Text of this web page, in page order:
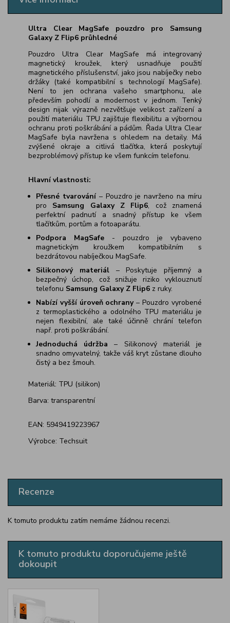
Ultra Clear MagSafe pouzdro pro Samsung
Galaxy Z Flip6 průhledné
Pouzdro Ultra Clear MagSafe má integrovaný
magnetický kroužek, který usnadňuje použití
magnetického příslušenství, jako jsou nabíječky nebo
držáky (také kompatibilní s technologií MagSafe).
Není to jen ochrana vašeho smartphonu, ale
především pohodlí a modernost v jednom. Tenký
design nijak výrazně nezvětšuje velikost zařízení a
použití materiálu TPU zajišťuje flexibilitu a výbornou
ochranu proti poškrábání a pádům. Řada Ultra Clear
MagSafe byla navržena s ohledem na detaily. Má
zvýšené okraje a citlivá tlačítka, která poskytují
bezproblémový přístup ke všem funkcím telefonu.
Hlavní vlastnosti:
Přesné tvarování– Pouzdro je navrženo na míru
pro Samsung Galaxy Z Flip6, což znamená
perfektní padnutí a snadný přístup ke všem
tlačítkům, portům a fotoaparátu.
Podpora MagSafe - pouzdro je vybaveno
magnetickým kroužkem kompatibilním s
bezdrátovou nabíječkou MagSafe.
Silikonový materiál– Poskytuje příjemný a
bezpečný úchop, což snižuje riziko vyklouznutí
telefonu Samsung Galaxy Z Flip6 z ruky.
Nabízí vyšší úroveň ochrany– Pouzdro vyrobené
z termoplastického a odolného TPU materiálu je
nejen flexibilní, ale také účinně chrání telefon
např. proti poškrábání.
Jednoduchá údržba – Silikonový materiál je
snadno omyvatelný, takže váš kryt zůstane dlouho
čistý a bez šmouh.
Materiál: TPU (silikon)
Barva: transparentní
EAN: 5949419223967
Výrobce: Techsuit
Recenze
K tomuto produktu zatím nemáme žádnou recenzi.
K tomuto produktu doporučujeme ještě
dokoupit